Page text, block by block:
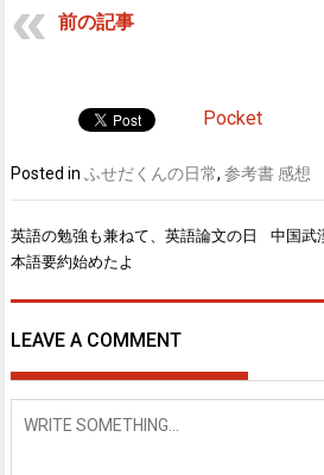
前の記事
Pocket
Posted inふせだくんの日常,参考書 感想
投
稿
ナ
ビ
ゲ
ー
シ
ョ
英語の勉強も兼ねて、英語論文の日
本語要約始めたよ
中国武
LEAVE A COMMENT